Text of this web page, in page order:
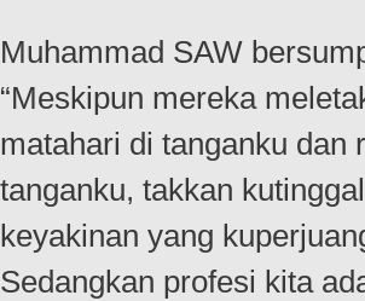
Muhammad SAW
“Meskipun mereka
matahari di tanganku dan
tanganku, takkan
keyakinan yang
Sedangkan profesi kita